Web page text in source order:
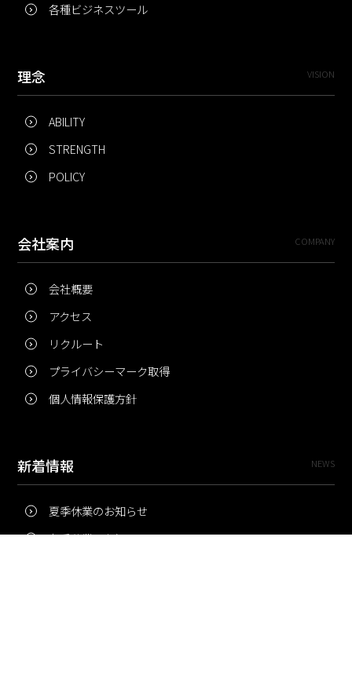
各種ビジネスツール
理念 VISION
ABILITY
STRENGTH
POLICY
会社案内 COMPANY
会社概要
アクセス
リクルート
プライバシーマーク取得
個人情報保護方針
新着情報 NEWS
夏季休業のお知らせ
冬季休業のお知らせ